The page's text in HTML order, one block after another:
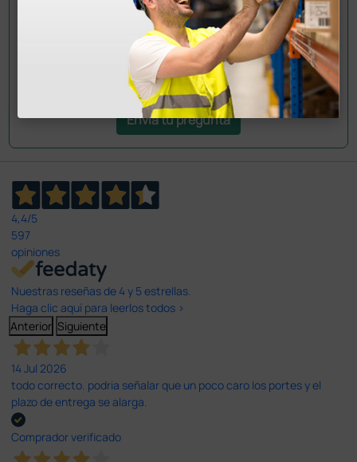
Envía tu pregunta
4,4/5
597
opiniones
Nuestras reseñas de 4 y 5 estrellas.
Haga clic aquí para leerlos todos >
Anterior Siguiente
14 Jul 2026
todo correcto. podria señalar que un poco caro los portes y el
plazo de entrega se alarga.
Comprador verificado